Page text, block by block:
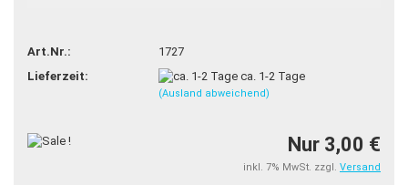
Art.Nr.:
1727
Lieferzeit:
ca. 1-2 Tage
(Ausland abweichend)
Nur 3,00 €
inkl. 7% MwSt. zzgl. Versand